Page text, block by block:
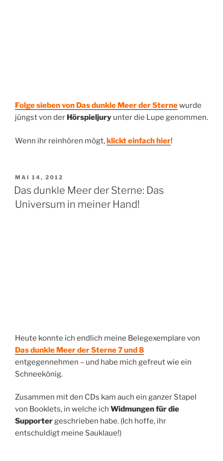
Folge sieben von Das dunkle Meer der Sternewurde
jüngst von der Hörspieljury unter die Lupe genommen.
Wenn ihr reinhören mögt,klickt einfach hier!
VERÖFFENTLICHT
AM
MAI 14, 2012
Das dunkle Meer der Sterne: Das
Universum in meiner Hand!
Heute konnte ich endlich meine Belegexemplare von
Das dunkle Meer der Sterne 7 und 8
entgegennehmen – und habe mich gefreut wie ein
Schneekönig.
Zusammen mit den CDs kam auch ein ganzer Stapel
von Booklets, in welche ich Widmungen für die
Supportergeschrieben habe. (Ich hoffe, ihr
entschuldigt meine Sauklaue!)